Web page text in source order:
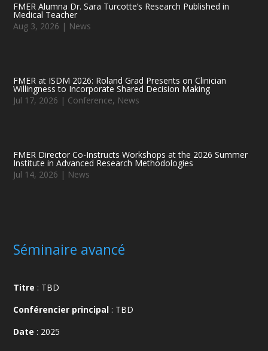
FMER Alumna Dr. Sara Turcotte’s Research Published in
Medical Teacher
Aug 3, 2026 | News
FMER at ISDM 2026: Roland Grad Presents on Clinician
Willingness to Incorporate Shared Decision Making
Jul 17, 2026 | Conference, News
FMER Director Co-Instructs Workshops at the 2026 Summer
Institute in Advanced Research Methodologies
Jul 14, 2026 | News
Séminaire avancé
Titre : TBD
Conférencier principal : TBD
Date : 2025